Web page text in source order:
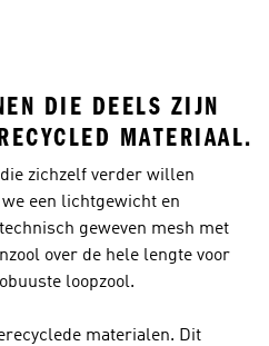
DIE DEELS ZIJN
MATERIAAL.
zichzelf verder willen
een lichtgewicht en
geweven mesh met
over de hele lengte voor
loopzool.
materialen. Dit